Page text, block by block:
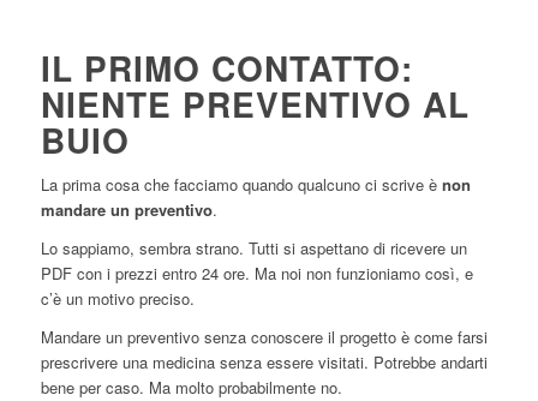
IL PRIMO CONTATTO:
NIENTE PREVENTIVO AL
BUIO
La prima cosa che facciamo quando qualcuno ci scrive è non
mandare un preventivo.
Lo sappiamo, sembra strano. Tutti si aspettano di ricevere un
PDF con i prezzi entro 24 ore. Ma noi non funzioniamo così, e
c’è un motivo preciso.
Mandare un preventivo senza conoscere il progetto è come farsi
prescrivere una medicina senza essere visitati. Potrebbe andarti
bene per caso. Ma molto probabilmente no.